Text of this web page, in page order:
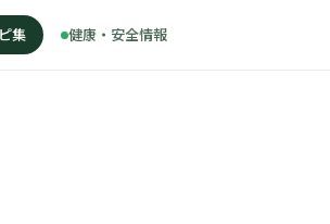
集 健康・安全情報